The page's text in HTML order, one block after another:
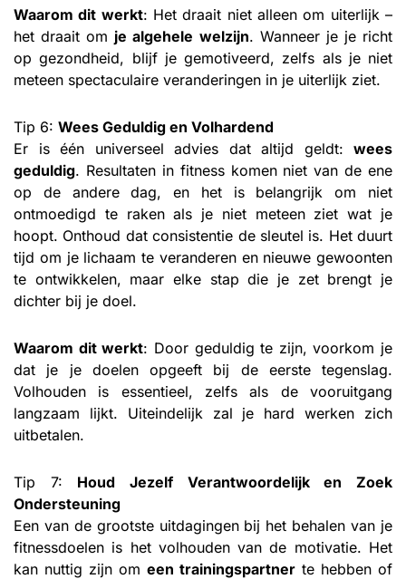
Waarom dit werkt: Het draait niet alleen om uiterlijk –
het draait om je algehele welzijn. Wanneer je je richt
op gezondheid, blijf je gemotiveerd, zelfs als je niet
meteen spectaculaire veranderingen in je uiterlijk ziet.
Tip 6: Wees Geduldig en Volhardend
Er is één universeel advies dat altijd geldt: wees
geduldig. Resultaten in fitness komen niet van de ene
op de andere dag, en het is belangrijk om niet
ontmoedigd te raken als je niet meteen ziet wat je
hoopt. Onthoud dat consistentie de sleutel is. Het duurt
tijd om je lichaam te veranderen en nieuwe gewoonten
te ontwikkelen, maar elke stap die je zet brengt je
dichter bij je doel.
Waarom dit werkt: Door geduldig te zijn, voorkom je
dat je je doelen opgeeft bij de eerste tegenslag.
Volhouden is essentieel, zelfs als de vooruitgang
langzaam lijkt. Uiteindelijk zal je hard werken zich
uitbetalen.
Tip 7: Houd Jezelf Verantwoordelijk en Zoek
Ondersteuning
Een van de grootste uitdagingen bij het behalen van je
fitnessdoelen is het volhouden van de motivatie. Het
kan nuttig zijn om een trainingspartner te hebben of